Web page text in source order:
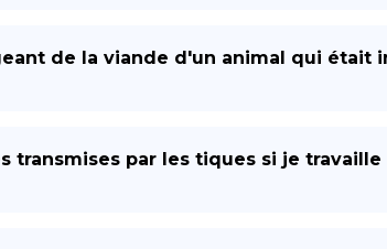
de la viande d'un animal qui était
par les tiques si je travaille